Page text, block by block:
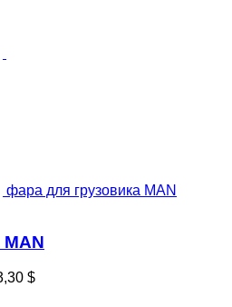
фара для грузовика MAN
$